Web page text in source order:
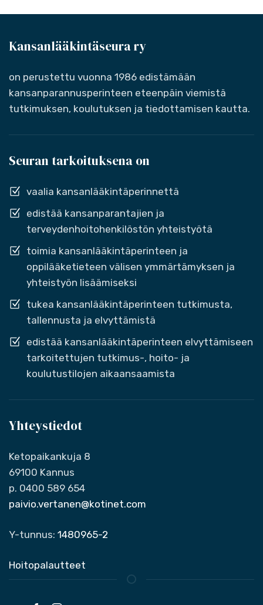
Kansanlääkintäseura ry
on perustettu vuonna 1986 edistämään
kansanparannusperinteen eteenpäin viemistä
tutkimuksen, koulutuksen ja tiedottamisen kautta.
Seuran tarkoituksena on
vaalia kansanlääkintäperinnettä
edistää kansanparantajien ja
terveydenhoitohenkilöstön yhteistyötä
toimia kansanlääkintäperinteen ja
oppilääketieteen välisen ymmärtämyksen ja
yhteistyön lisäämiseksi
tukea kansanlääkintäperinteen tutkimusta,
tallennusta ja elvyttämistä
edistää kansanlääkintäperinteen elvyttämiseen
tarkoitettujen tutkimus-, hoito- ja
koulutustilojen aikaansaamista
Yhteystiedot
Ketopaikankuja 8
69100 Kannus
p. 0400 589 654
paivio.vertanen@kotinet.com
Y-tunnus: 1480965-2
Hoitopalautteet